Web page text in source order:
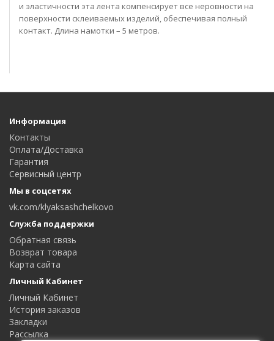
и эластичности эта лента компенсирует все неровности на
поверхности склеиваемых изделий, обеспечивая полный
контакт. Длина намотки – 5 метров.
Информация
Контакты
Оплата/Доставка
Гарантия
Сервисный центр
Мы в соцсетях
vk.com/klyaksashchelkovo
Служба поддержки
Обратная связь
Возврат товара
Карта сайта
Личный Кабинет
Личный Кабинет
История заказов
Закладки
Рассылка